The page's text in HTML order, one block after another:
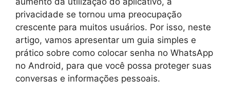
privacidade se tornou uma preocupação
crescente para muitos usuários. Por isso, neste
artigo, vamos apresentar um guia simples e
prático sobre como colocar senha no WhatsApp
no Android, para que você possa proteger suas
conversas e informações pessoais.